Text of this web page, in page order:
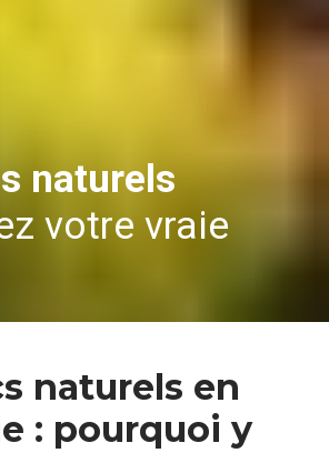
naturels
votre vraie
naturels en
: pourquoi y